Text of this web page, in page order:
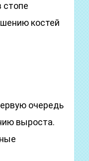
стопе
костей
очередь
выроста.